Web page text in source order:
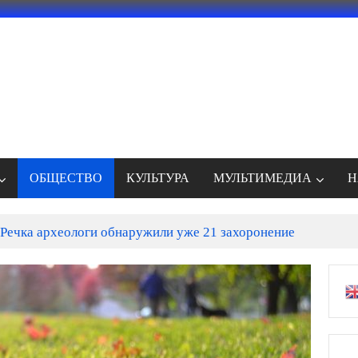
ОБЩЕСТВО КУЛЬТУРА МУЛЬТИМЕДИА
археологи обнаружили уже 21 захоронение